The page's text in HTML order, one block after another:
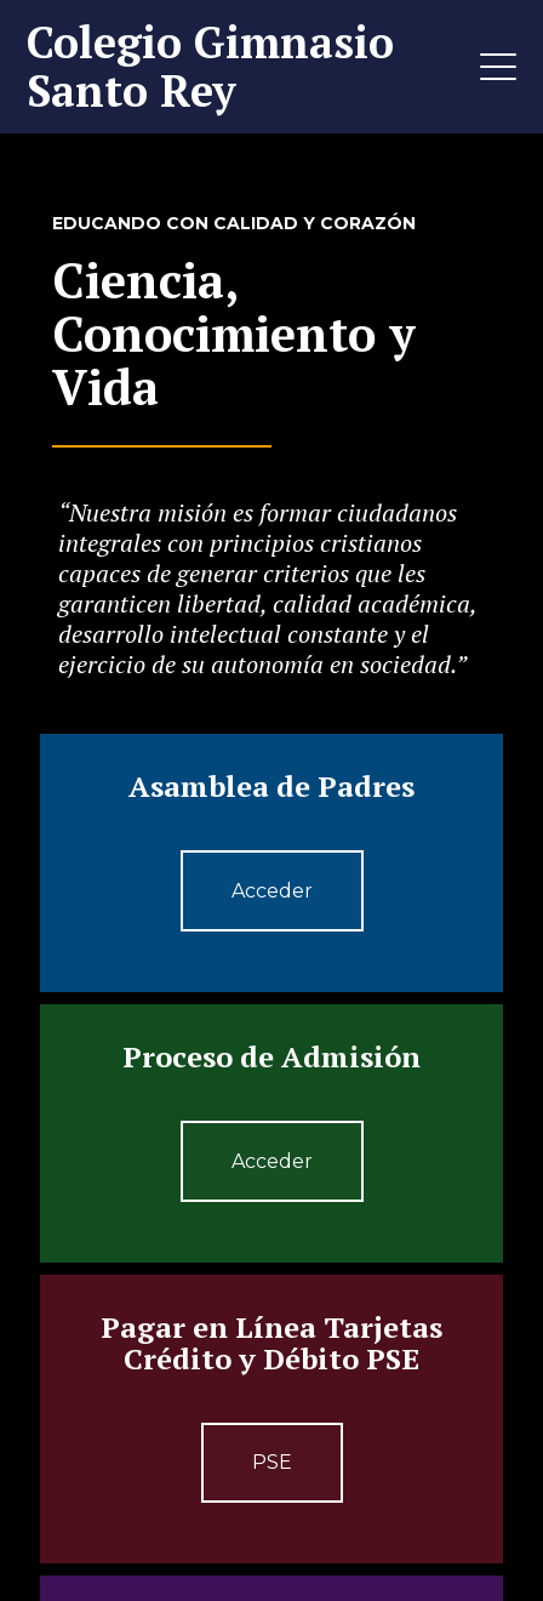
Colegio Gimnasio
Santo Rey
EDUCANDO CON CALIDAD Y CORAZÓN
Ciencia,
Conocimiento y
Vida
“Nuestra misión es formar ciudadanos
integrales con principios cristianos
capaces de generar criterios que les
garanticen libertad, calidad académica,
desarrollo intelectual constante y el
ejercicio de su autonomía en sociedad.”
Asamblea de Padres
Acceder
Proceso de Admisión
Acceder
Pagar en Línea Tarjetas
Crédito y Débito PSE
PSE